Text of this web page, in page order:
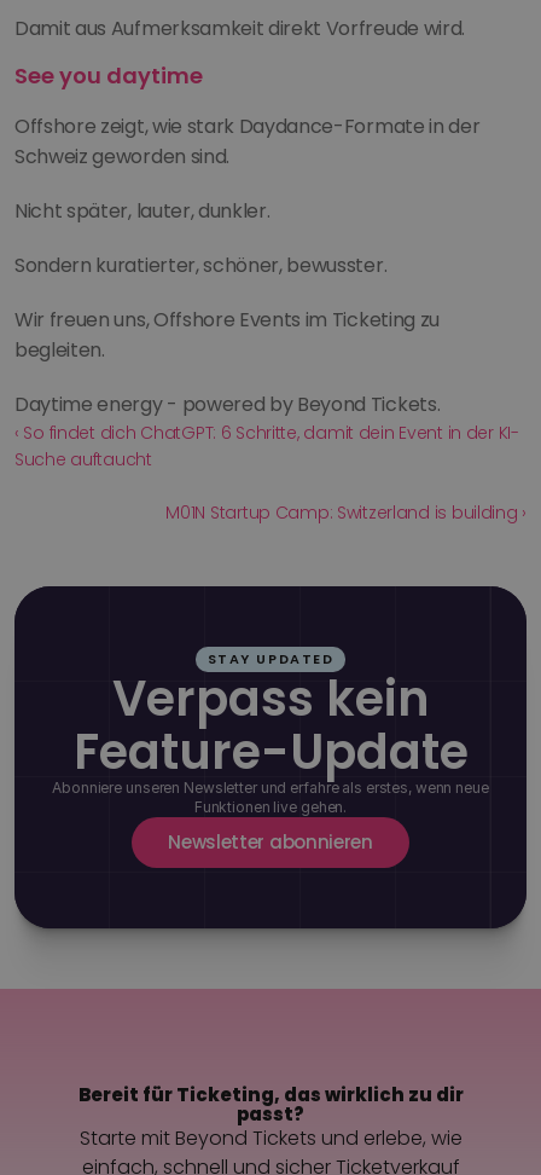
Damit aus Aufmerksamkeit direkt Vorfreude wird.
See you daytime
Offshore zeigt, wie stark Daydance-Formate in der
Schweiz geworden sind.
Nicht später, lauter, dunkler.
Sondern kuratierter, schöner, bewusster.
Wir freuen uns, Offshore Events im Ticketing zu
begleiten.
Daytime energy - powered by Beyond Tickets.
‹ So findet dich ChatGPT: 6 Schritte, damit dein Event in der KI-
Suche auftaucht
M01N Startup Camp: Switzerland is building ›
STAY UPDATED
Verpass kein
Feature-Update
Abonniere unseren Newsletter und erfahre als erstes, wenn neue
Funktionen live gehen.
Newsletter abonnieren
Bereit für Ticketing, das wirklich zu dir
passt?
Starte mit Beyond Tickets und erlebe, wie
einfach, schnell und sicher Ticketverkauf